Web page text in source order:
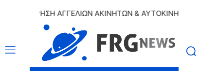
ΑΓΓΕΛΙΩΝ ΑΚΙΝΗΤΩΝ & ΑΥΤΟΚΙΝΗΤΩΝ | ΔΩΡΕΑΝ